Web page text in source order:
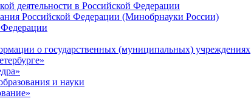
деятельности в Российской Федерации
Российской Федерации (Минобрнауки России)
о государственных (муниципальных) учреждениях
и науки